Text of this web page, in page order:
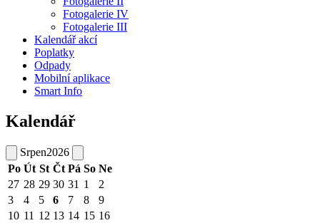
Fotogalerie IV
Fotogalerie III
Kalendář akcí
Poplatky
Odpady
Mobilní aplikace
Smart Info
Kalendář
Srpen2026
Po Út St Čt Pá So Ne
27 28 29 30 31 1
2
3
4 5 6 7 8
9
10 11 12 13 14 15 16